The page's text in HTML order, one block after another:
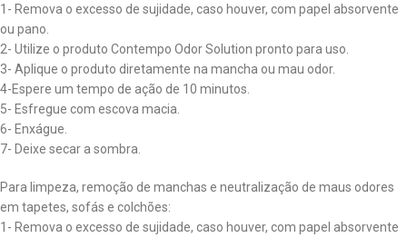
1- Remova o excesso de sujidade, caso houver, com papel absorvente
ou pano.
2- Utilize o produto Contempo Odor Solution pronto para uso.
3- Aplique o produto diretamente na mancha ou mau odor.
4-Espere um tempo de ação de 10 minutos.
5- Esfregue com escova macia.
6- Enxágue.
7- Deixe secar a sombra.
Para limpeza, remoção de manchas e neutralização de maus odores
em tapetes, sofás e colchões:
1- Remova o excesso de sujidade, caso houver, com papel absorvente